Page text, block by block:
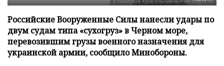
Российские Вооруженные Силы нанесли удары по
двум судам типа «сухогруз» в Черном море,
перевозившим грузы военного назначения для
украинской армии, сообщило Минобороны.